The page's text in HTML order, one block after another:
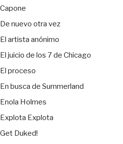
Capone
De nuevo otra vez
El artista anónimo
El juicio de los 7 de Chicago
El proceso
En busca de Summerland
Enola Holmes
Explota Explota
Get Duked!